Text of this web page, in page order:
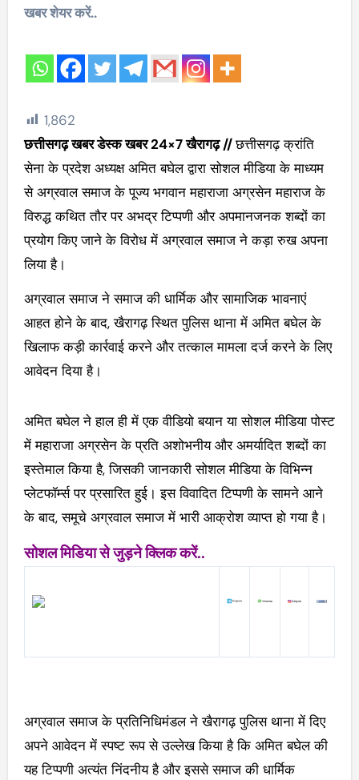
खबर शेयर करें..
1,862
छत्तीसगढ़ खबर डेस्क खबर 24×7खैरागढ़ //छत्तीसगढ़ क्रांति
सेना के प्रदेश अध्यक्ष अमित बघेल द्वारा सोशल मीडिया के माध्यम
से अग्रवाल समाज के पूज्य भगवान महाराजा अग्रसेन महाराज के
विरुद्ध कथित तौर पर अभद्र टिप्पणी और अपमानजनक शब्दों का
प्रयोग किए जाने के विरोध में अग्रवाल समाज ने कड़ा रुख अपना
लिया है।
अग्रवाल समाज ने समाज की धार्मिक और सामाजिक भावनाएं
आहत होने के बाद, खैरागढ़ स्थित पुलिस थाना में अमित बघेल के
खिलाफ कड़ी कार्रवाई करने और तत्काल मामला दर्ज करने के लिए
आवेदन दिया है।
अमित बघेल ने हाल ही में एक वीडियो बयान या सोशल मीडिया पोस्ट
में महाराजा अग्रसेन के प्रति अशोभनीय और अमर्यादित शब्दों का
इस्तेमाल किया है, जिसकी जानकारी सोशल मीडिया के विभिन्न
प्लेटफॉर्म्स पर प्रसारित हुई। इस विवादित टिप्पणी के सामने आने
के बाद, समूचे अग्रवाल समाज में भारी आक्रोश व्याप्त हो गया है।
सोशल मिडिया से जुड़ने क्लिक करें..
अग्रवाल समाज के प्रतिनिधिमंडल ने खैरागढ़ पुलिस थाना में दिए
अपने आवेदन में स्पष्ट रूप से उल्लेख किया है कि अमित बघेल की
यह टिप्पणी अत्यंत निंदनीय है और इससे समाज की धार्मिक